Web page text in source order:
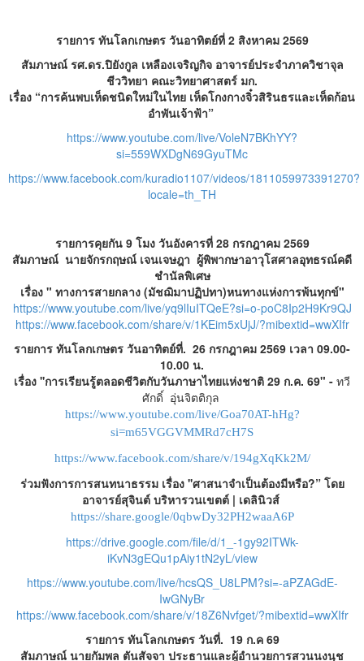
รายการ ทันโลกเกษตร วันอาทิตย์ที่ 2 สิงหาคม 2569
สัมภาษณ์ รศ.ดร.ปิยังกูล เหลืองเจริญกิจ อาจารย์ประจำภาควิชาจุล
ชีววิทยา คณะวิทยาศาสตร์ มก.
เรื่อง “การค้นพบเห็ดชนิดใหม่ในไทย เห็ดโกงกางจิ๋วสิรินธรและเห็ดก้อน
อำพันเจ้าฟ้า”
https://www.youtube.com/live/VoleN7BKhYY?
si=559WXDgN69GyuTMc
https://www.facebook.com/kuradio1107/videos/1811059973391270?
locale=th_TH
รายการคุยกัน 9 โมง วันอังคารที่ 28 กรกฎาคม 2569
สัมภาษณ์ นายจักรกฤษณ์ เจนเจษฎา ผู้พิพากษาอาวุโสศาลอุทธรณ์คดี
ชำนัลพิเศษ
เรื่อง " ทางการสายกลาง (มัชฌิมาปฏิปทา)หนทางแห่งการพ้นทุกข์"
https://www.youtube.com/live/yq9lIuITQeE?si=o-poC8Ip2H9Kr9QJ
https://www.facebook.com/share/v/1KEim5xUjJ/?mibextid=wwXIfr
รายการ ทันโลกเกษตร วันอาทิตย์ที่. 26 กรกฎาคม 2569 เวลา 09.00-
10.00 น.
เรื่อง ''การเรียนรู้ตลอดชีวิตกับวันภาษาไทยแห่งชาติ 29 ก.ค. 69" - ทวี
ศักดิ์ อุ่นจิตติกุล
https://www.youtube.com/live/Goa70AT-hHg?
si=m65VGGVMMRd7cH7S
https://www.facebook.com/share/v/194gXqKk2M/
ร่วมฟังการการสนทนาธรรม เรื่อง ''ศาสนาจำเป็นต้องมีหรือ?” โดย
อาจารย์สุจินต์ บริหารวนเขตต์ | เดลินิวส์
https://share.google/0qbwDy32PH2waaA6P
https://drive.google.com/file/d/1_-1gy92ITWk-
iKvN3gEQu1pAiy1tN2yL/view
https://www.youtube.com/live/hcsQS_U8LPM?si=-aPZAGdE-
IwGNyBr
https://www.facebook.com/share/v/18Z6Nvfget/?mibextid=wwXIfr
รายการ ทันโลกเกษตร วันที่. 19 ก.ค 69
สัมภาษณ์ นายกัมพล ตันสัจจา ประธานและผู้อำนวยการสวนนงนุช